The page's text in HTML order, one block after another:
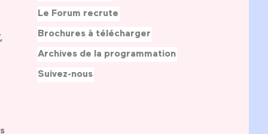
Le Forum recrute
Brochures à télécharger
Archives de la programmation
Suivez-nous